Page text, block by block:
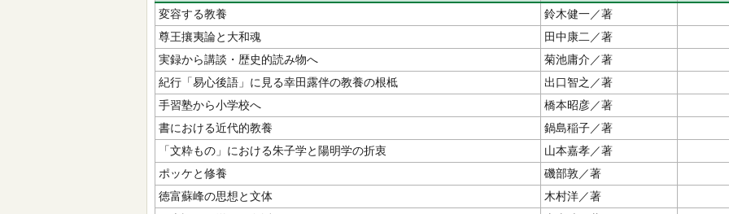
変容する教養
鈴木健一／著
尊王攘夷論と大和魂
田中康二／著
実録から講談・歴史的読み物へ
菊池庸介／著
紀行「易心後語」に見る幸田露伴の教養の根柢
出口智之／著
手習塾から小学校へ
橋本昭彦／著
書における近代的教養
鍋島稲子／著
「文粋もの」における朱子学と陽明学の折衷
山本嘉孝／著
ポッケと修養
磯部敦／著
徳富蘇峰の思想と文体
木村洋／著